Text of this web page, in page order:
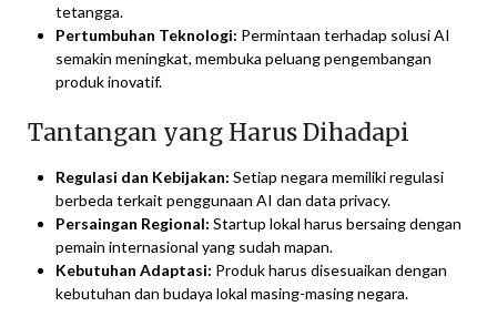
tetangga.
Pertumbuhan Teknologi: Permintaan terhadap solusi AI
semakin meningkat, membuka peluang pengembangan
produk inovatif.
Tantangan yang Harus Dihadapi
Regulasi dan Kebijakan: Setiap negara memiliki regulasi
berbeda terkait penggunaan AI dan data privacy.
Persaingan Regional: Startup lokal harus bersaing dengan
pemain internasional yang sudah mapan.
Kebutuhan Adaptasi: Produk harus disesuaikan dengan
kebutuhan dan budaya lokal masing-masing negara.